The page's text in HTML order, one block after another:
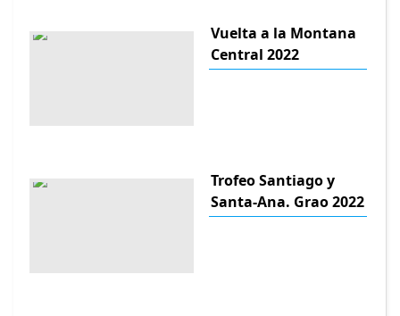
Vuelta a la Montana
Central 2022
Trofeo Santiago y
Santa-Ana. Grao 2022